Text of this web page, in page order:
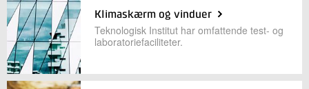
Klimaskærm og vinduer
Teknologisk Institut har omfattende test- og
laboratoriefaciliteter.